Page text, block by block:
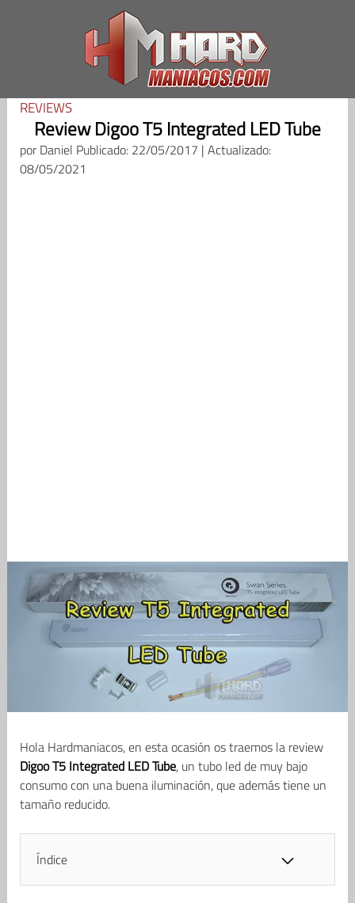
REVIEWS
Review Digoo T5 Integrated LED Tube
porDaniel Publicado: 22/05/2017 | Actualizado:
08/05/2021
Hola Hardmaniacos, en esta ocasión os traemos la review
Digoo T5 Integrated LED Tube, un tubo led de muy bajo
consumo con una buena iluminación, que además tiene un
tamaño reducido.
Índice